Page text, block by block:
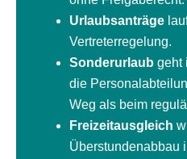
Urlaubsanträge
Vertreterregelung.
Sonderurlaub geht
die
Weg als beim
Freizeitausgleich
Überstundenabbau